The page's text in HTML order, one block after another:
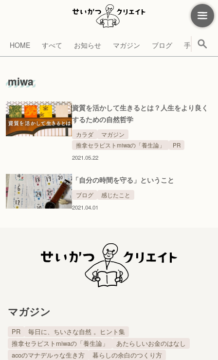
HOME すべて お知らせ マガジン ブログ 手帳
miwa
資質を活かして生きるとは？人生をより良く
するための自然哲学
カラダ
マガジン
推拿セラピストmiwaの「養生論」
PR
2021.05.22
「自分の時間を守る」ということ
ブログ
感じたこと
2021.04.01
マガジン
PR
毎日に、ちいさな自然 。ヒント集
推拿セラピストmiwaの「養生論」
あたらしいお金のはなし
acoのマナデルゥな生き方
暮らしの余白のつくり方